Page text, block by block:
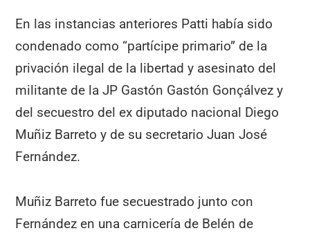
En las instancias anteriores Patti había sido
condenado como “partícipe primario” de la
privación ilegal de la libertad y asesinato del
militante de la JP Gastón Gastón Gonçálvez y
del secuestro del ex diputado nacional Diego
Muñiz Barreto y de su secretario Juan José
Fernández.
Muñiz Barreto fue secuestrado junto con
Fernández en una carnicería de Belén de